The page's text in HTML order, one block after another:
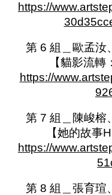
https://
第 6 組＿歐孟汝
【貓影流轉
https://
第 7 組＿陳峻榕
【她的故事
https://
第 8 組＿張育瑄